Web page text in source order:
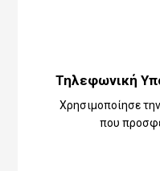
Τηλεφωνική
Χρησιμοποίησε
που